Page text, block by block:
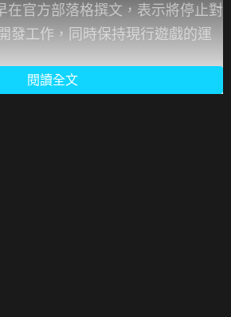
在官方部落格撰文，表示將停止對
發工作，同時保持現行遊戲的運
《冒險聖歌》發售以來，團隊不
閱讀全文